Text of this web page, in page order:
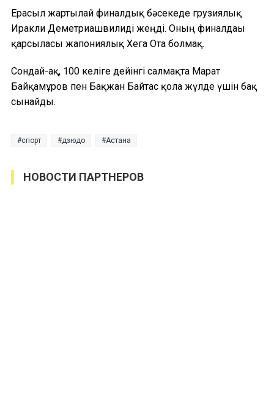
Ерасыл жартылай финалдық бәсекеде грузиялық
Иракли Деметриашвилиді жеңді. Оның финалдағы
қарсыласы жапониялық Хега Ота болмақ.
Сондай-ақ, 100 келіге дейінгі салмақта Марат
Байқамұров пен Бақжан Байтас қола жүлде үшін бақ
сынайды.
спорт дзюдо Астана
НОВОСТИ ПАРТНЕРОВ